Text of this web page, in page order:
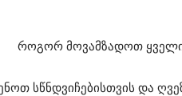
სწნდვიჩებისთვის და